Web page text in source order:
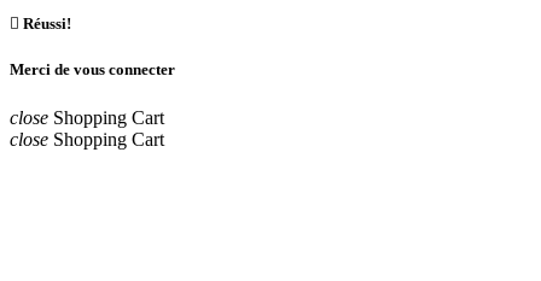
 Réussi!
Merci de vous connecter
close Shopping Cart
close Shopping Cart